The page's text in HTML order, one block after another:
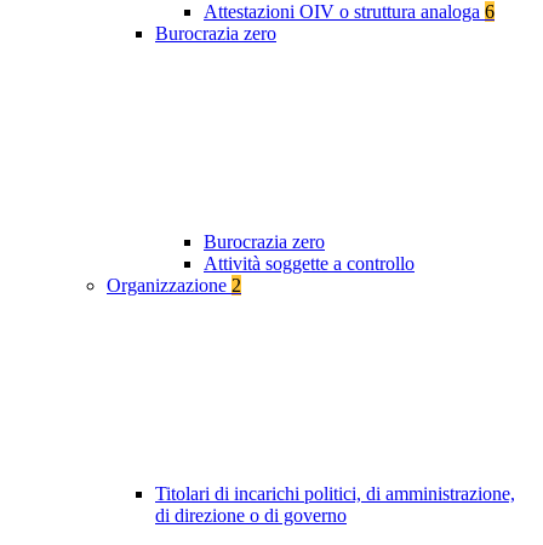
Attestazioni OIV o struttura analoga 6
Burocrazia zero
Burocrazia zero
Attività soggette a controllo
Organizzazione 2
Titolari di incarichi politici, di amministrazione,
di direzione o di governo